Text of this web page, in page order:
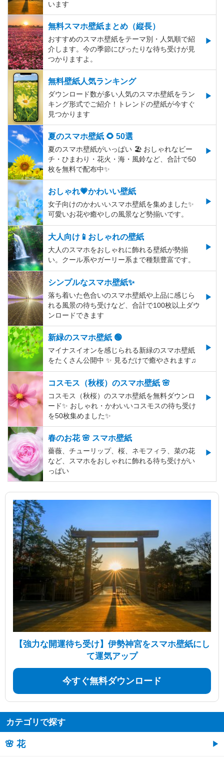
います
無料スマホ壁紙まとめ（縦長）
おすすめのスマホ壁紙をテーマ別・人気順で紹
介します。今の季節にぴったりな待ち受けが見
つかりますよ。
無料壁紙人気ランキング
ダウンロード数が多い人気のスマホ壁紙をラン
キング形式でご紹介！トレンドの壁紙が今すぐ
見つかります
夏のスマホ壁紙 🌻 50選
夏のスマホ壁紙がいっぱい 🏖 おしゃれなビー
チ・ひまわり・花火・海・風鈴など、合計で50
枚を無料で配布中✨
おしゃれ💗かわいい壁紙
女子向けのかわいいスマホ壁紙を集めました✨
可愛いお花や癒やしの風景など勢揃いです。
大人向け📱おしゃれの壁紙
大人のスマホをおしゃれに飾れる壁紙が勢揃
い。クール系やガーリー系まで種類豊富です。
シンプルなスマホ壁紙✨
落ち着いた色合いのスマホ壁紙や上品に感じら
れる風景の待ち受けなど、合計で100枚以上ダウ
ンロードできます
新緑のスマホ壁紙 🟢
マイナスイオンを感じられる新緑のスマホ壁紙
をたくさん公開中 ✨ 見るだけで癒やされます♫
コスモス（秋桜）のスマホ壁紙 🌸
コスモス（秋桜）のスマホ壁紙を無料ダウンロ
ード✨️ おしゃれ・かわいいコスモスの待ち受け
を50枚集めました✨️
春のお花 🌸 スマホ壁紙
薔薇、チューリップ、桜、ネモフィラ、菜の花
など、スマホをおしゃれに飾れる待ち受けがい
っぱい
【強力な開運待ち受け】伊勢神宮をスマホ壁紙にし
て運気アップ
今すぐ無料ダウンロード
カテゴリで探す
🌸 花